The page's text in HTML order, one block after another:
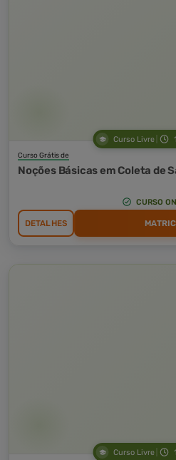
Curso Livre
Curso Grátis de
Noções Básicas em Coleta de
CURSO
DETALHES
Curso Livre